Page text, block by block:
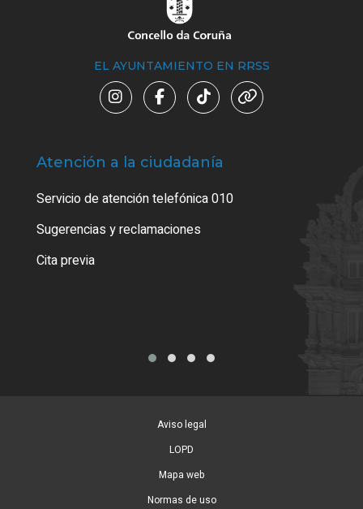
EL AYUNTAMIENTO EN RRSS
Atención a la ciudadanía
Servicio de atención telefónica 010
Sugerencias y reclamaciones
Cita previa
Aviso legal
LOPD
Mapa web
Normas de uso